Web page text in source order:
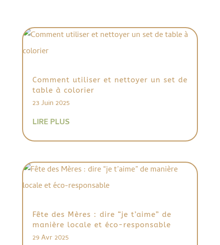
Comment utiliser et nettoyer un set de
table à colorier
23 Juin 2025
LIRE PLUS
Fête des Mères : dire “je t’aime” de
manière locale et éco-responsable
29 Avr 2025